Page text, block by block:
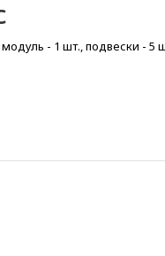
- 1 шт., подвески -